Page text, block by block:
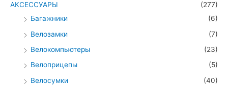
АКСЕССУАРЫ
(277)
Багажники
(6)
Велозамки
(7)
Велокомпьютеры
(23)
Велоприцепы
(5)
Велосумки
(40)